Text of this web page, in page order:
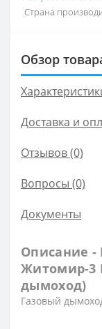
Страна
Обзор
Доставка и
Отзывов (0)
Вопросы (0)
Документы
Описание -
Житомир-3
дымоход)
Газовый